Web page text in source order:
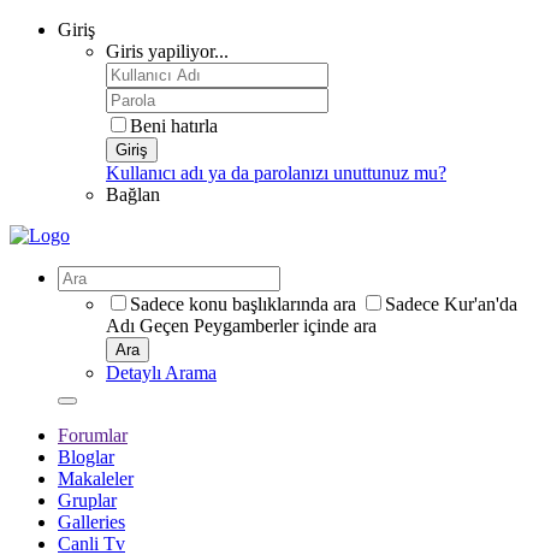
Giriş
Giris yapiliyor...
Beni hatırla
Giriş
Kullanıcı adı ya da parolanızı unuttunuz mu?
Bağlan
Sadece konu başlıklarında ara
Sadece Kur'an'da
Adı Geçen Peygamberler içinde ara
Ara
Detaylı Arama
Forumlar
Bloglar
Makaleler
Gruplar
Galleries
Canli Tv